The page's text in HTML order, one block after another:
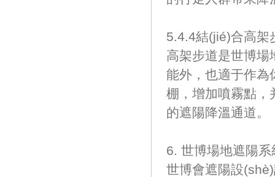
5.4.4結(jié)合高架
高架步道是世博場
能外，也適于作為
棚，增加噴霧點
的遮陽降溫通道。
6. 世博場地遮陽
世博會遮陽設(shè)